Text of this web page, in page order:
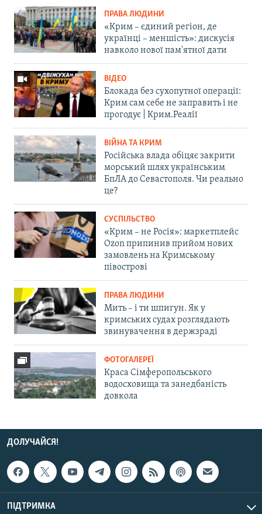
ПРАВА ЛЮДИНИ
«Крим – єдиний регіон, де
українці – меншість»: дискусія
навколо нової пам'ятної дати
ВІДЕО
Блокада без сухопутної операції:
Крим сам себе не заправить і не
прогодує | Крим.Реалії
ВІЙНА ТА КРИМ
Російська влада обіцяє закрити
морський шлях українським
БпЛА до Севастополя. Чи реально
це?
СУСПІЛЬСТВО
«Крим – не Росія»: маркетплейс
Ozon припинив прийом нових
замовлень на Кримському
півострові
ПРАВА ЛЮДИНИ
Мить – і ти шпигун. Як у
кримських судах розглядають
звинувачення в держзраді
ФОТОГАЛЕРЕЇ
Краса Сімферопольського
водосховища та занедбаність
довкола
ДОЛУЧАЙСЯ!
ПІДТРИМКА